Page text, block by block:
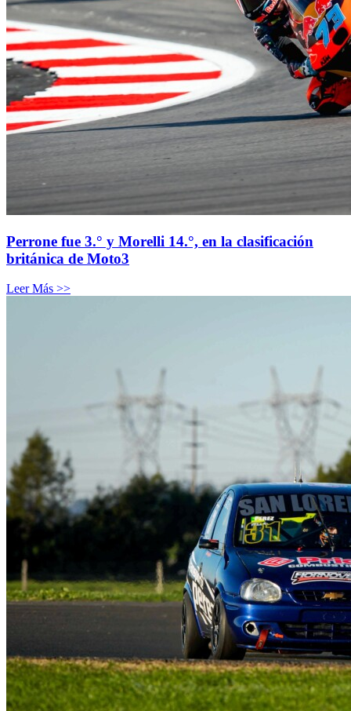
Perrone fue 3.° y Morelli 14.°, en la clasificación
británica de Moto3
Leer Más >>